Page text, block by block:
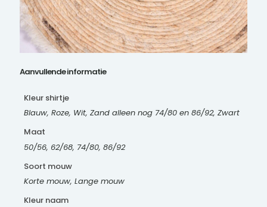
Aanvullende informatie
Kleur shirtje
Blauw, Roze, Wit, Zand alleen nog 74/80 en 86/92, Zwart
Maat
50/56, 62/68, 74/80, 86/92
Soort mouw
Korte mouw, Lange mouw
Kleur naam